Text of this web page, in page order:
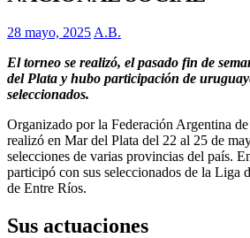
28 mayo, 2025 A.B.
El torneo se realizó, el pasado fin de
del Plata y hubo participación de
seleccionados.
Organizado por la Federación Argentina
realizó en Mar del Plata del 22 al 25 de
selecciones de varias provincias del país.
participó con sus seleccionados de la Liga
de Entre Ríos.
Sus actuaciones